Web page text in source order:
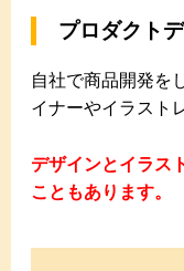
プロダクト
自社で商品開発を
イナーやイラスト
デザインとイラス
こともあります。